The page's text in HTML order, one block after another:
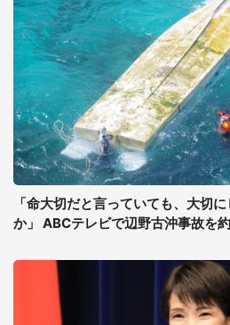
「命大切だと言っていても、大切
か」 ABCテレビで辺野古沖事故を